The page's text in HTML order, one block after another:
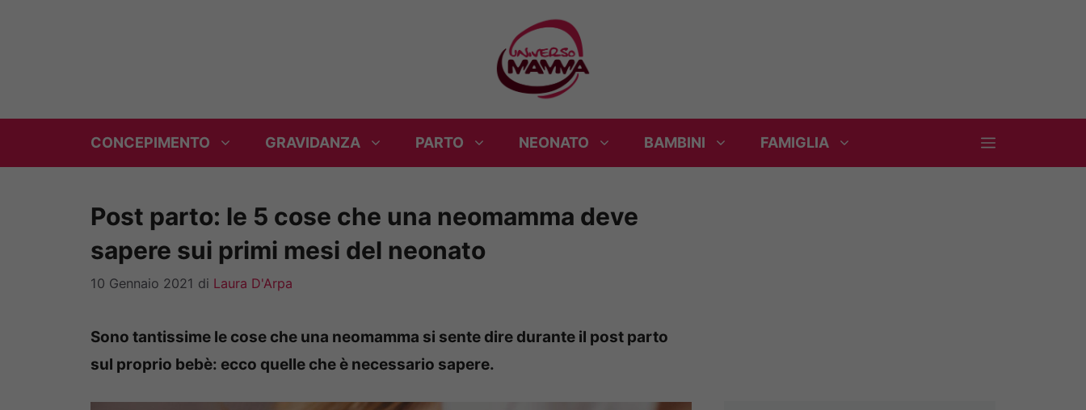
CONCEPIMENTO GRAVIDANZA PARTO NEONATO BAMBINI FAMIGLIA
Post parto: le 5 cose che una neomamma deve
sapere sui primi mesi del neonato
10 Gennaio 2021 di Laura D'Arpa
Sono tantissime le cose che una neomamma si sente dire durante il post parto
sul proprio bebè: ecco quelle che è necessario sapere.